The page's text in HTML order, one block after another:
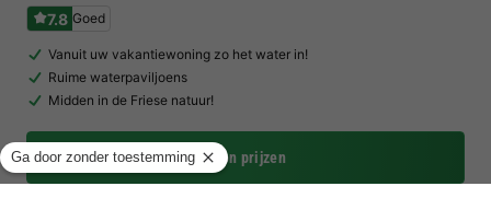
7.8 Goed
Vanuit uw vakantiewoning zo het water in!
Ruime waterpaviljoens
Midden in de Friese natuur!
Toon prijzen